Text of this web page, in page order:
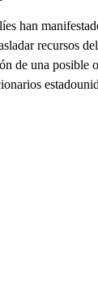
han
recursos
de una posible